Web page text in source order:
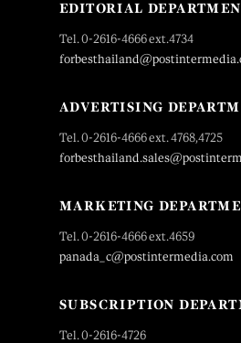
EDITORIAL
Tel. 0-2616-4666 ext.4734
ADVERTISING
Tel. 0-2616-4666 ext. 4768,4725
MARKETING
Tel. 0-2616-4666 ext.4659
panada_c@postintermedia.com
SUBSCRIPTION
Tel. 0-2616-4726